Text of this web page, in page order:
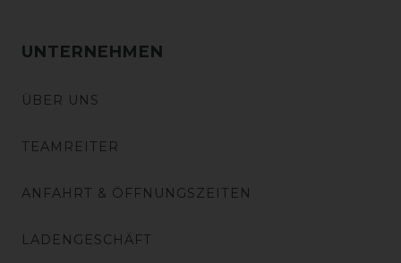
UNTERNEHMEN
ÜBER UNS
TEAMREITER
ANFAHRT & ÖFFNUNGSZEITEN
LADENGESCHÄFT